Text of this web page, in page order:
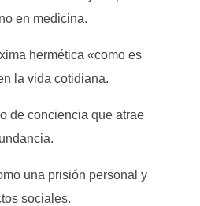
en medicina.
hermética «como es
la vida cotidiana.
de conciencia que atrae
una prisión personal y
sociales.